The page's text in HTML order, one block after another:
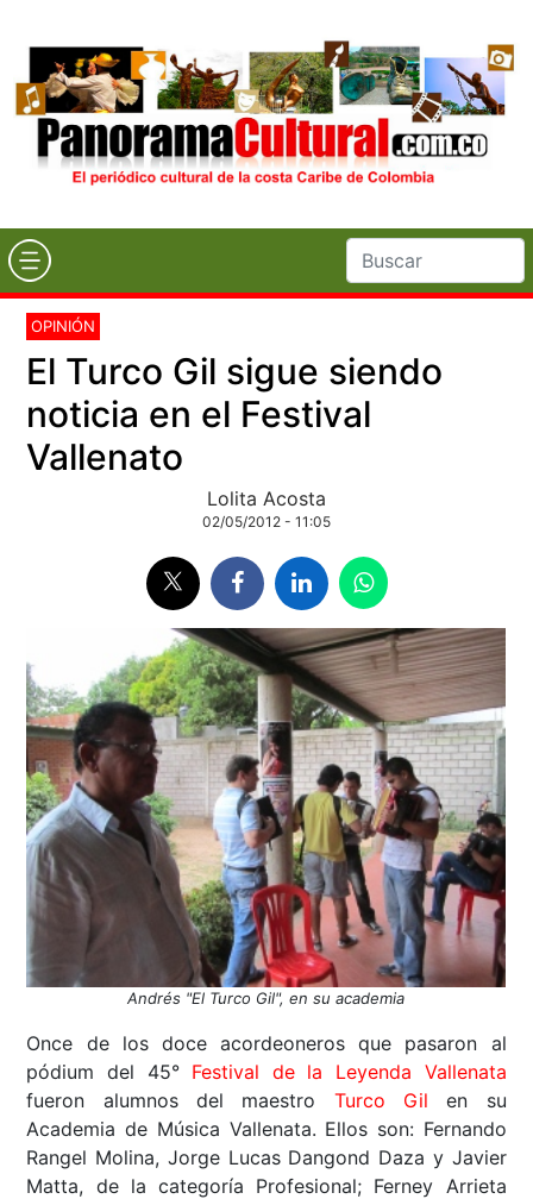
OPINIÓN
El Turco Gil sigue siendo
noticia en el Festival
Vallenato
Lolita Acosta
02/05/2012 - 11:05
Andrés "El Turco Gil", en su academia
Once de los doce acordeoneros que pasaron al
pódium del 45° Festival de la Leyenda Vallenata
fueron alumnos del maestro Turco Gil en su
Academia de Música Vallenata. Ellos son: Fernando
Rangel Molina, Jorge Lucas Dangond Daza y Javier
Matta, de la categoría Profesional; Ferney Arrieta